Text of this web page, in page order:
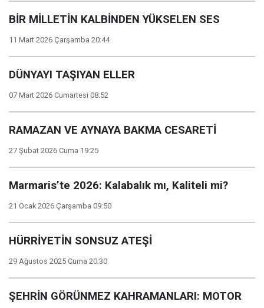
BİR MİLLETİN KALBİNDEN YÜKSELEN SES
11 Mart 2026 Çarşamba 20:44
DÜNYAYI TAŞIYAN ELLER
07 Mart 2026 Cumartesi 08:52
RAMAZAN VE AYNAYA BAKMA CESARETİ
27 Şubat 2026 Cuma 19:25
Marmaris’te 2026: Kalabalık mı, Kaliteli mi?
21 Ocak 2026 Çarşamba 09:50
HÜRRİYETİN SONSUZ ATEŞİ
29 Ağustos 2025 Cuma 20:30
ŞEHRİN GÖRÜNMEZ KAHRAMANLARI: MOTOR